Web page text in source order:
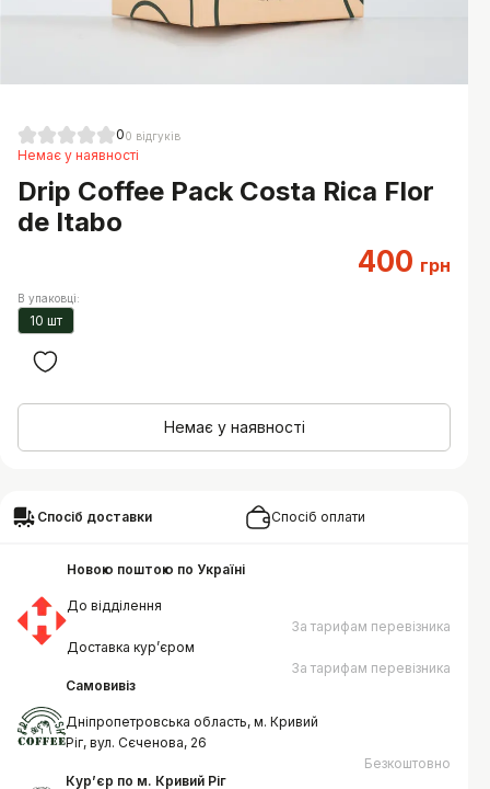
00 відгуків
Немає у наявності
Drip Coffee Pack Costa Rica Flor
de Itabo
400 грн
В упаковці:
10 шт
Немає у наявності
Спосіб доставки Спосіб оплати
Новою поштою по Україні
До відділення
За тарифам перевізника
Доставка курʼєром
За тарифам перевізника
Самовивіз
Дніпропетровська область, м. Кривий
Ріг, вул. Сєченова, 26
Безкоштовно
Курʼєр по м. Кривий Ріг